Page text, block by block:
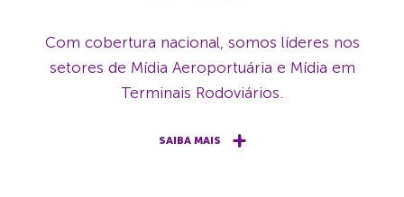
Com cobertura nacional, somos líderes nos
setores de Mídia Aeroportuária e Mídia em
Terminais Rodoviários.
SAIBA MAIS